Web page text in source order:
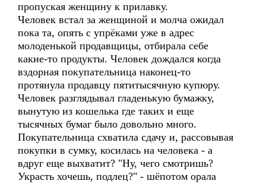
пропуская женщину к прилавку.
Человек встал за женщиной и молча ожидал
пока та, опять с упрёками уже в адрес
молоденькой продавщицы, отбирала себе
какие-то продукты. Человек дождался когда
вздорная покупательница наконец-то
протянула продавцу пятитысячную купюру.
Человек разглядывал гладенькую бумажку,
вынутую из кошелька где таких и еще
тысячных бумаг было довольно много.
Покупательница схватила сдачу и, рассовывая
покупки в сумку, косилась на человека - а
вдруг еще выхватит? "Ну, чего смотришь?
Украсть хочешь, подлец?" - шёпотом орала